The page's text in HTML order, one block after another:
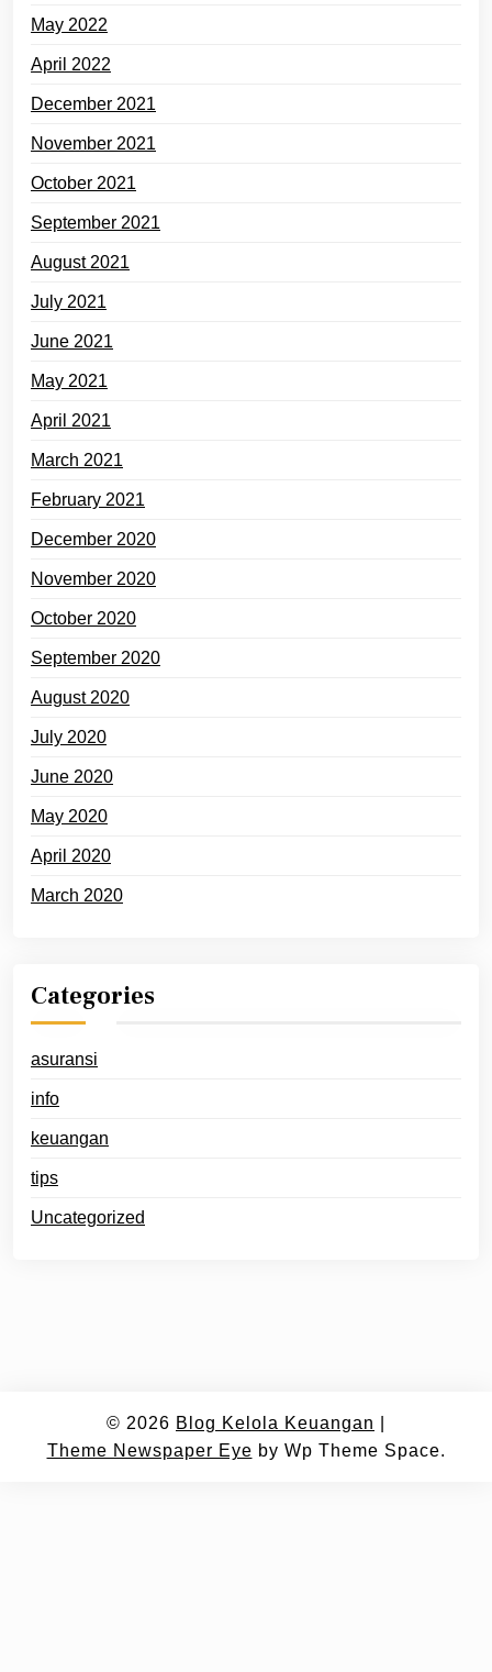
May 2022
April 2022
December 2021
November 2021
October 2021
September 2021
August 2021
July 2021
June 2021
May 2021
April 2021
March 2021
February 2021
December 2020
November 2020
October 2020
September 2020
August 2020
July 2020
June 2020
May 2020
April 2020
March 2020
Categories
asuransi
info
keuangan
tips
Uncategorized
© 2026 Blog Kelola Keuangan
Theme Newspaper Eye by Wp Theme Space.